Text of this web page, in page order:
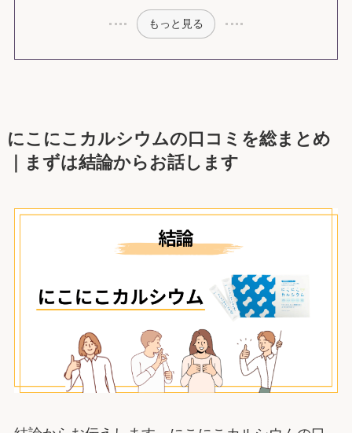
もっと見る
にこにこカルシウムの口コミを総まとめ
｜まずは結論からお話します